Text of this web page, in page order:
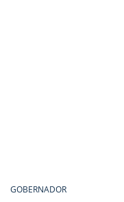
GOBERNADOR